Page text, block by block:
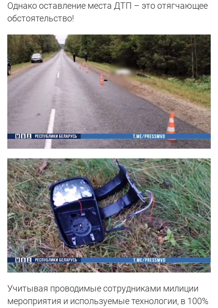
Однако оставление места ДТП – это отягчающее
обстоятельство!
Учитывая проводимые сотрудниками милиции
мероприятия и используемые технологии, в 100%